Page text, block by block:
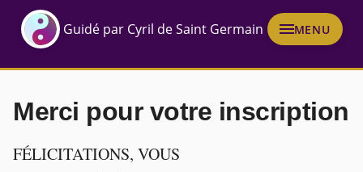
Guidé par Cyril de Saint Germain MENU
Merci pour votre inscription
FÉLICITATIONS, VOUS